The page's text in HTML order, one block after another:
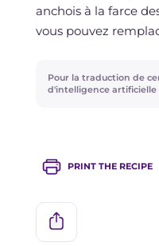
anchois à la farce
vous pouvez
Pour la traduction de
d'intelligence artificielle
PRINT THE RECIPE